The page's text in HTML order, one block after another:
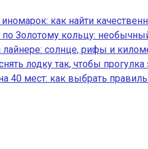
как найти
Золотому кольцу:
лайнере: солнце, рифы и
лодку так, чтобы
40 мест: как выбрать